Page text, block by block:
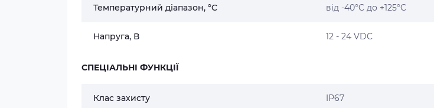
Температурний діапазон, °C від -40°C до +125°C
Напруга, В 12 - 24 VDC
СПЕЦІАЛЬНІ ФУНКЦІЇ
Клас захисту IP67